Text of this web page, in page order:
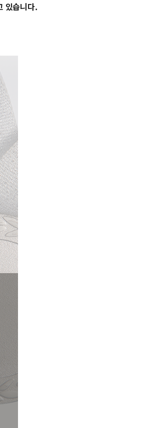
있습니다.